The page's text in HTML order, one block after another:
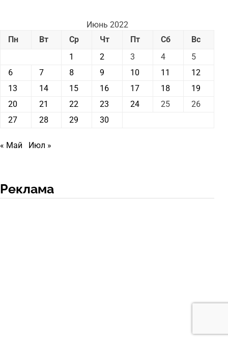
Июнь 2022
Пн
Вт Ср Чт Пт Сб
Вс
1
2 3 4
5
6
7 8 9 10 11
12
13
14 15 16 17 18
19
20
21 22 23 24 25
26
27
28 29 30
« Май Июл »
Реклама